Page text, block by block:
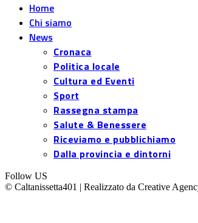
Home
Chi siamo
News
Cronaca
Politica locale
Cultura ed Eventi
Sport
Rassegna stampa
Salute & Benessere
Riceviamo e pubblichiamo
Dalla provincia e dintorni
Follow US
© Caltanissetta401 | Realizzato da Creative